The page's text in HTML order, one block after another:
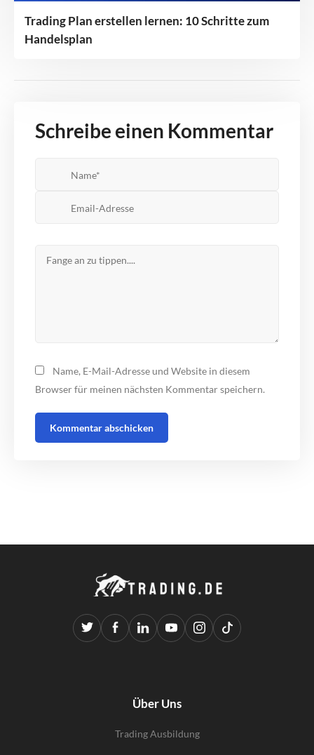
Trading Plan erstellen lernen: 10 Schritte zum
Handelsplan
Schreibe einen Kommentar
Name, E-Mail-Adresse und Website in diesem
Browser für meinen nächsten Kommentar speichern.
Über Uns
Trading Ausbildung